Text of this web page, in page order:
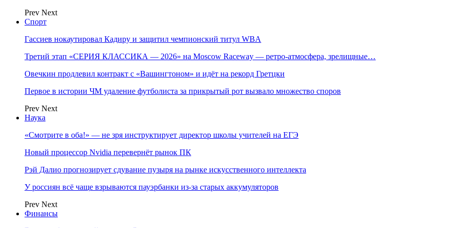
Prev Next
Спорт
Гассиев нокаутировал Кадиру и защитил чемпионский титул WBA
Третий этап «СЕРИЯ КЛАССИКА — 2026» на Moscow Raceway — ретро‑атмосфера, зрелищные…
Овечкин продлевил контракт с «Вашингтоном» и идёт на рекорд Гретцки
Первое в истории ЧМ удаление футболиста за прикрытый рот вызвало множество споров
Prev Next
Наука
«Смотрите в оба!» — не зря инструктирует директор школы учителей на ЕГЭ
Новый процессор Nvidia перевернёт рынок ПК
Рэй Далио прогнозирует сдувание пузыря на рынке искусственного интеллекта
У россиян всё чаще взрываются пауэрбанки из-за старых аккумуляторов
Prev Next
Финансы